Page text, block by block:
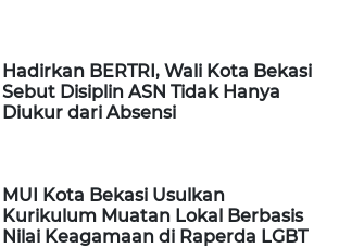
Hadirkan BERTRI, Wali Kota Bekasi
Sebut Disiplin ASN Tidak Hanya
Diukur dari Absensi
MUI Kota Bekasi Usulkan
Kurikulum Muatan Lokal Berbasis
Nilai Keagamaan di Raperda LGBT